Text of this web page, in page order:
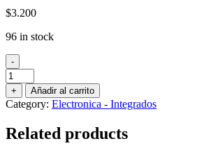
$3.200
96 in stock
-
Integrado
74LS74
quantity
+ Añadir al carrito
Category: Electronica - Integrados
Related products